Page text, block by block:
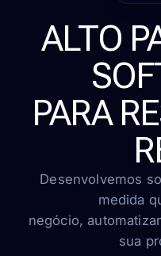
Serviços
Sobre
Clientes
Contato
ALTO
PARA
Desenvolvemos
medida
negócio,
sua